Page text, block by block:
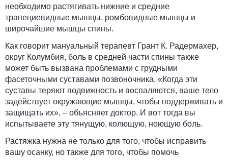
необходимо растягивать нижние и средние
трапециевидные мышцы, ромбовидные мышцы и
широчайшие мышцы спины.
Как говорит мануальный терапевт Грант К. Радермахер,
округ Колумбия, боль в средней части спины также
может быть вызвана проблемами с грудными
фасеточными суставами позвоночника. «Когда эти
суставы теряют подвижность и воспаляются, ваше тело
задействует окружающие мышцы, чтобы поддерживать и
защищать их», – объясняет доктор. И вот тогда вы
испытываете эту тянущую, колющую, ноющую боль.
Растяжка нужна не только для того, чтобы исправить
вашу осанку, но также для того, чтобы помочь